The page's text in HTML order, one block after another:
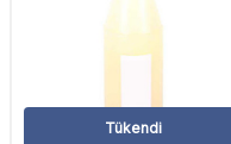
Tükendi